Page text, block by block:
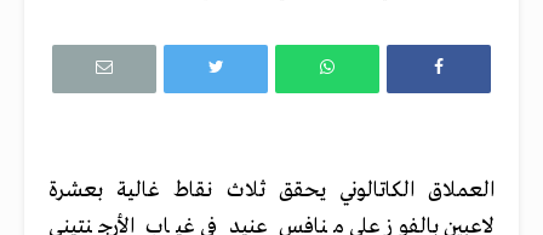
العملاق الكاتالوني يحقق ثلاث نقاط غالية بعشرة
لاعبين بالفوز على منافس عنيد في غياب الأرجنتيني